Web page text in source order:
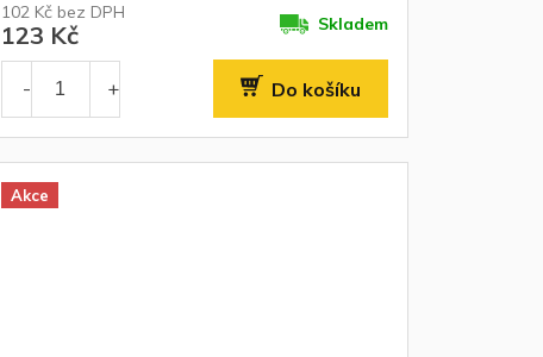
102 Kč bez DPH
123 Kč Skladem
Do košíku
Akce